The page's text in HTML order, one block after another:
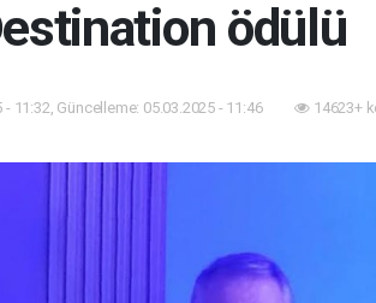
ödülü
- 11:32, Güncelleme: 05.03.2025 - 11:46 14623+